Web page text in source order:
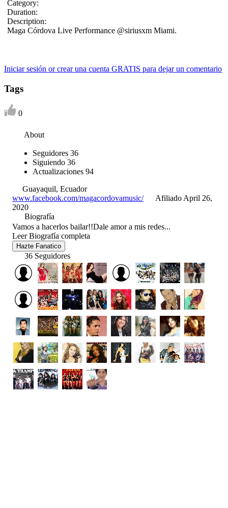
Category:
Duration:
Description:
Maga Córdova Live Performance @siriusxm Miami.
Iniciar sesión or crear una cuenta GRATIS para dejar un comentario
Tags
0
About
Seguidores 36
Siguiendo 36
Actualizaciones 94
Guayaquil, Ecuador
www.facebook.com/magacordovamusic/
Afiliado April 26,
2020
Biografía
Vamos a hacerlos bailar!!Dale amor a mis redes...
Leer Biografía completa
Hazte Fanatico
36 Seguidores